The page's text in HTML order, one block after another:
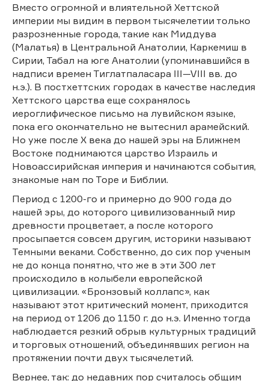
Вместо огромной и влиятельной Хеттской
империи мы видим в первом тысячелетии только
разрозненные города, такие как Миддува
(Малатья) в Центральной Анатолии, Каркемиш в
Сирии, Табал на юге Анатолии (упоминавшийся в
надписи времен Тиглатпаласара III—VIII вв. до
н.э.). В постхеттских городах в качестве наследия
Хеттского царства еще сохранялось
иероглифическое письмо на лувийском языке,
пока его окончательно не вытеснил арамейский.
Но уже после X века до нашей эры на Ближнем
Востоке поднимаются царство Израиль и
Новоассирийская империя и начинаются события,
знакомые нам по Торе и Библии.
Период с 1200-го и примерно до 900 года до
нашей эры, до которого цивилизованный мир
древности процветает, а после которого
просыпается совсем другим, историки называют
Темными веками. Собственно, до сих пор ученым
не до конца понятно, что же в эти 300 лет
происходило в колыбели европейской
цивилизации. «Бронзовый коллапс», как
называют этот критический момент, приходится
на период от 1206 до 1150 г. до н.э. Именно тогда
наблюдается резкий обрыв культурных традиций
и торговых отношений, объединявших регион на
протяжении почти двух тысячелетий.
Вернее, так: до недавних пор считалось общим